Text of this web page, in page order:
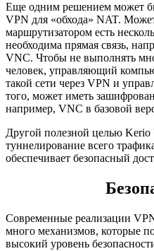
Еще одним решением может
VPN для «обхода» NAT.
маршрутизатором есть
необходима прямая связь,
VNC. Чтобы не выполнять
человек, управляющий
такой сети через VPN и
того, может иметь
например, VNC в базовой
Другой полезной целью
туннелирование всего
обеспечивает безопасный
Современные реализации
много механизмов, которые
высокий уровень